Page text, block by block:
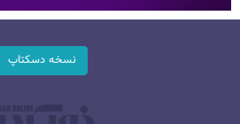
نسخه دسکتاپ